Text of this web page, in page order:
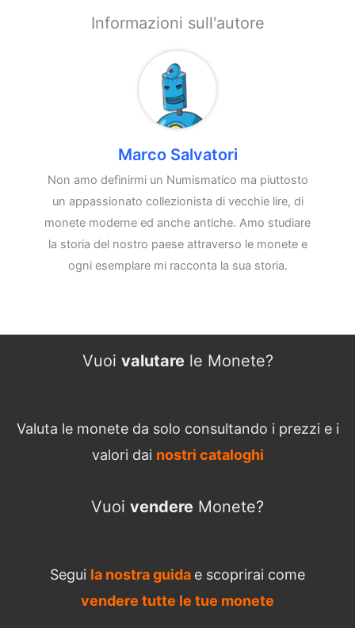
Informazioni sull'autore
Marco Salvatori
Non amo definirmi un Numismatico ma piuttosto
un appassionato collezionista di vecchie lire, di
monete moderne ed anche antiche. Amo studiare
la storia del nostro paese attraverso le monete e
ogni esemplare mi racconta la sua storia.
Vuoi valutarele Monete?
Valuta le monete da solo consultando i prezzi e i
valori dai nostri cataloghi
Vuoi vendere Monete?
Segui la nostra guida e scoprirai come
vendere tutte le tue monete